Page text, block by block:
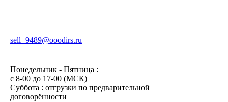
sell+9489@ooodirs.ru
Понедельник - Пятница :
c 8-00 до 17-00 (МСК)
Суббота : отгрузки по предварительной
договорённости